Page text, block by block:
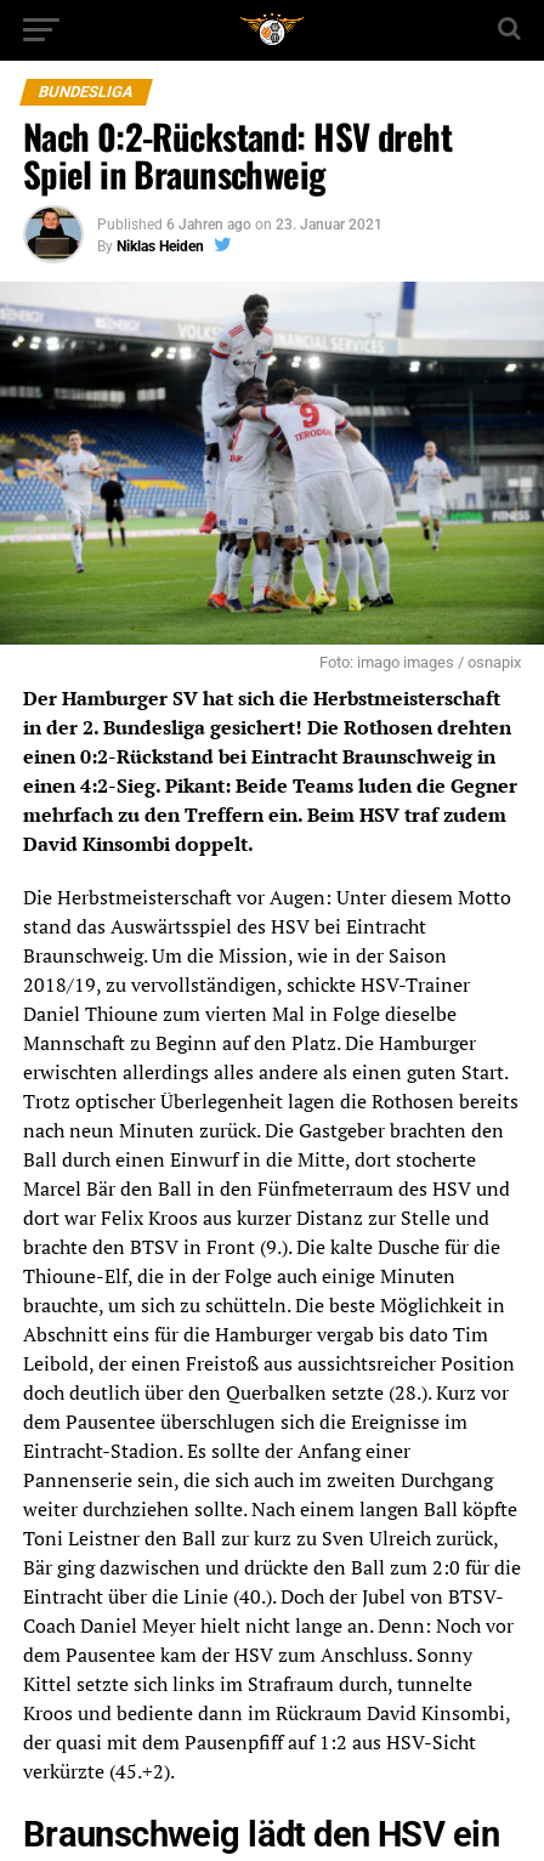
BUNDESLIGA
Nach 0:2-Rückstand: HSV dreht
Spiel in Braunschweig
Published 6 Jahren ago on 23. Januar 2021
By Niklas Heiden
Foto: imago images / osnapix
Der Hamburger SV hat sich die Herbstmeisterschaft
in der2. Bundesligagesichert! Die Rothosen drehten
einen 0:2-Rückstand bei Eintracht Braunschweig in
einen 4:2-Sieg. Pikant: Beide Teams luden die Gegner
mehrfach zu den Treffern ein. Beim HSV traf zudem
David Kinsombi doppelt.
Die Herbstmeisterschaft vor Augen: Unter diesem Motto
stand das Auswärtsspiel desHSVbei Eintracht
Braunschweig. Um die Mission, wie in der Saison
2018/19, zu vervollständigen, schickte HSV-Trainer
Daniel Thioune zum vierten Mal in Folge dieselbe
Mannschaft zu Beginn auf den Platz. Die Hamburger
erwischten allerdings alles andere als einen guten Start.
Trotz optischer Überlegenheit lagen die Rothosen bereits
nach neun Minuten zurück. Die Gastgeber brachten den
Ball durch einen Einwurf in die Mitte, dort stocherte
Marcel Bär den Ball in den Fünfmeterraum des HSV und
dort war Felix Kroos aus kurzer Distanz zur Stelle und
brachte den BTSV in Front (9.). Die kalte Dusche für die
Thioune-Elf, die in der Folge auch einige Minuten
brauchte, um sich zu schütteln. Die beste Möglichkeit in
Abschnitt eins für die Hamburger vergab bis dato Tim
Leibold, der einen Freistoß aus aussichtsreicher Position
doch deutlich über den Querbalken setzte (28.). Kurz vor
dem Pausentee überschlugen sich die Ereignisse im
Eintracht-Stadion. Es sollte der Anfang einer
Pannenserie sein, die sich auch im zweiten Durchgang
weiter durchziehen sollte. Nach einem langen Ball köpfte
Toni Leistner den Ball zur kurz zu Sven Ulreich zurück,
Bär ging dazwischen und drückte den Ball zum 2:0 für die
Eintracht über die Linie (40.). Doch der Jubel von BTSV-
Coach Daniel Meyer hielt nicht lange an. Denn: Noch vor
dem Pausentee kam der HSV zum Anschluss. Sonny
Kittel setzte sich links im Strafraum durch, tunnelte
Kroos und bediente dann im Rückraum David Kinsombi,
der quasi mit dem Pausenpfiff auf 1:2 aus HSV-Sicht
verkürzte (45.+2).
Braunschweig lädt den HSV ein